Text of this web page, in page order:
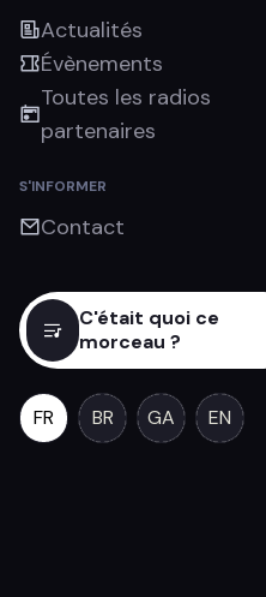
Actualités
Évènements
Toutes les radios
partenaires
S'INFORMER
Contact
C'était quoi ce
morceau ?
FR BR GA EN